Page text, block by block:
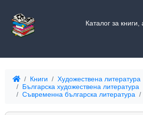
Каталог за книги,
Книги
Художествена литература
Българска художествена литература
Съвременна българска литература